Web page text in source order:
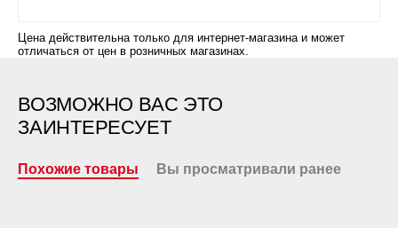
Цена действительна только для интернет-магазина и может
отличаться от цен в розничных магазинах.
ВОЗМОЖНО ВАС ЭТО
ЗАИНТЕРЕСУЕТ
Похожие товары Вы просматривали ранее